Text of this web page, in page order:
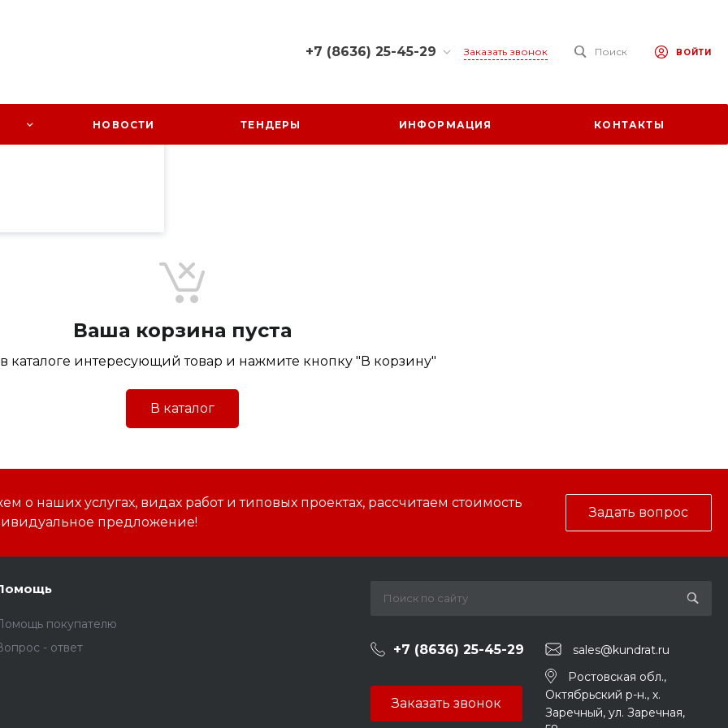
и
.
+7 (8636) 25-45-29
Октябрьский р-н., х.
Заречный, ул. Заречная,
Заказать звонок Поиск ВОЙТИ
НОВОСТИ ТЕНДЕРЫ ИНФОРМАЦИЯ КОНТАКТЫ
Ваша корзина пуста
каталоге интересующий товар и нажмите кнопку "В корзину"
В каталог
о наших услугах, видах работ и типовых проектах, рассчитаем стоимость
предложение!
Задать вопрос
покупателю
- ответ
+7 (8636) 25-45-29 sales@kundrat.ru
Заказать звонок
Ростовская обл.,
Октябрьский р-н., х.
Заречный, ул. Заречная,